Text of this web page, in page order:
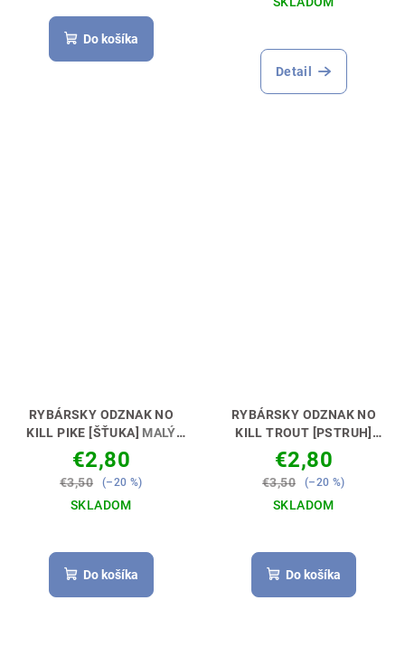
Do košíka
Detail
RYBÁRSKY ODZNAK NO
KILL PIKE [ŠŤUKA] MALÝ
ODZNAK - VEĽKÁ RADOSŤ🎖
😊🎣
€2,80
€3,50 (–20 %)
SKLADOM
Do košíka
RYBÁRSKY ODZNAK NO
KILL TROUT [PSTRUH]
MALÝ ODZNAK - VEĽKÁ
RADOSŤ🎖😊🎣
€2,80
€3,50 (–20 %)
SKLADOM
Do košíka